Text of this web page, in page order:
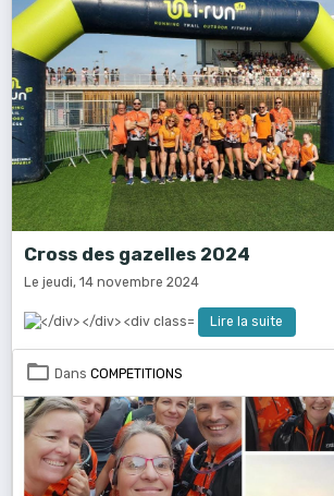
Cross des gazelles 2024
Le jeudi, 14 novembre 2024
Lire la suite
Dans COMPETITIONS